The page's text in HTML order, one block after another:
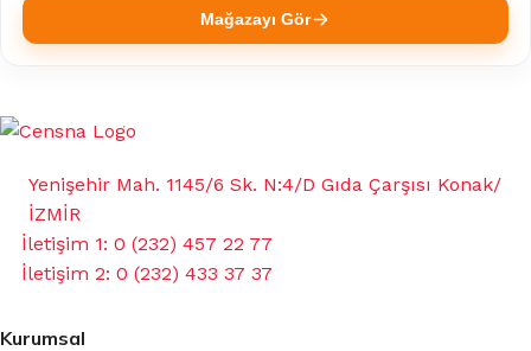
Mağazayı Gör
Yenişehir Mah. 1145/6 Sk. N:4/D Gıda Çarşısı Konak/
İZMİR
İletişim 1: 0 (232) 457 22 77
İletişim 2: 0 (232) 433 37 37
Kurumsal